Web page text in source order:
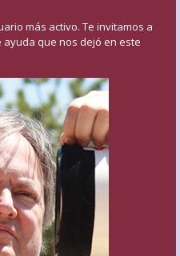
más activo. Te invitamos a
que nos dejó en este